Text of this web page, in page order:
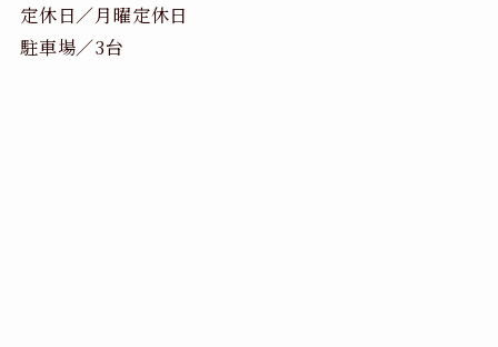
定休日／月曜定休日
駐車場／3台